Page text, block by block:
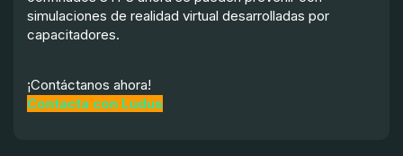
simulaciones de realidad virtual desarrolladas por
capacitadores.
¡Contáctanos ahora!
Contacta con Ludus